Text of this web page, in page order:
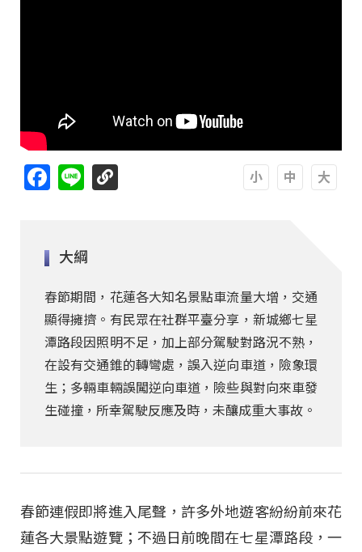
Facebook
Line
大綱
春節期間，花蓮各大知名景點車流量大增，交通
顯得擁擠。有民眾在社群平臺分享，新城鄉七星
潭路段因照明不足，加上部分駕駛對路況不熟，
在設有交通錐的轉彎處，誤入逆向車道，險象環
生；多輛車輛誤闖逆向車道，險些與對向來車發
生碰撞，所幸駕駛反應及時，未釀成重大事故。
春節連假即將進入尾聲，許多外地遊客紛紛前來花
蓮各大景點遊覽；不過日前晚間在七星潭路段，一